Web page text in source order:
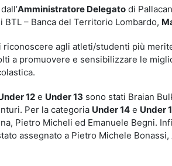
Amministratore Delegato di
BTL – Banca del Territorio Lombardo,
agli atleti/studenti più
a promuovere e sensibilizzare le
12 e Under 13 sono stati Braian
Per la categoria Under 14 e Under
Pietro Micheli ed Emanuele Begni.
assegnato a Pietro Michele